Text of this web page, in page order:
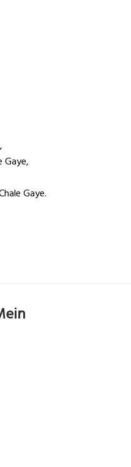
Gaye,
Gaye.